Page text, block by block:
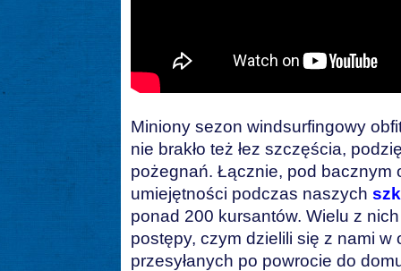
Miniony sezon windsurfingowy
nie brakło też łez szczęścia,
pożegnań. Łącznie, pod bacznym
umiejętności podczas naszych
ponad 200 kursantów. Wielu z
postępy, czym dzielili się z nami
przesyłanych po powrocie do